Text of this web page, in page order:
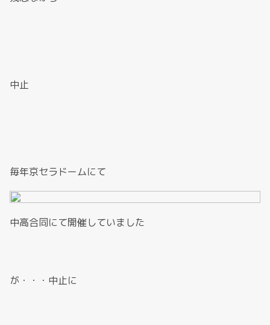
中止
毎年京セラドームにて
中高合同にて開催していました
が・・・中止に